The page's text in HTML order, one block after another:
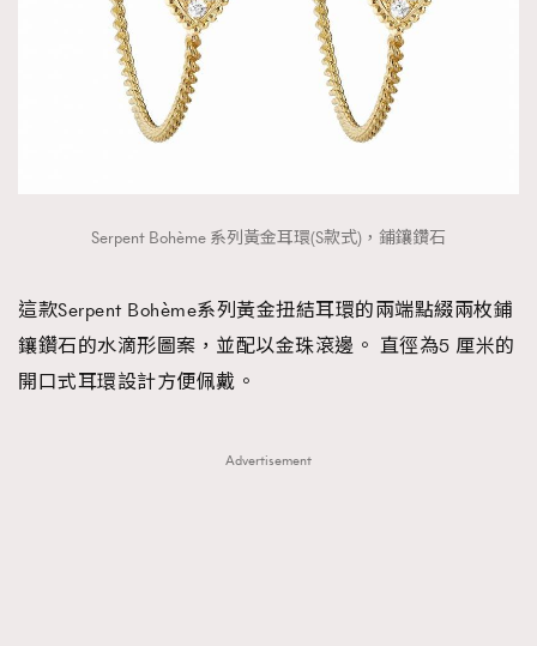
Serpent Bohème 系列黃金耳環(S款式)，鋪鑲鑽石
這款Serpent Bohème系列黃金扭結耳環的兩端點綴兩枚鋪
鑲鑽石的水滴形圖案，並配以金珠滾邊。 直徑為5 厘米的
開口式耳環設計方便佩戴。
Advertisement